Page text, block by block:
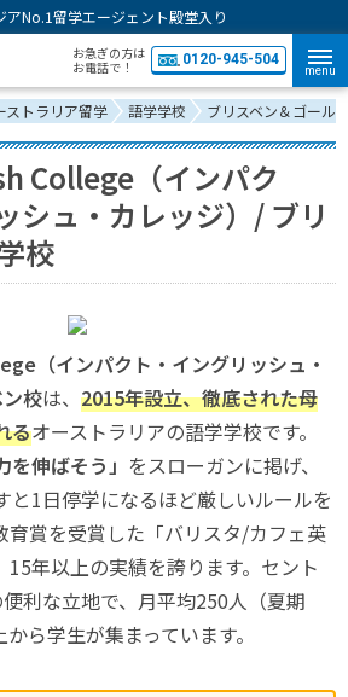
No.1留学エージェント殿堂入り
お急ぎの方は
お電話で！
0120-945-504
menu
ストラリア留学 語学学校 ブリスベン＆ゴール
College（インパク
シュ・カレッジ）/ ブリ
校
（インパクト・イングリッシュ・
校は、 2015年設立、徹底された母
るオーストラリアの語学学校です。
を伸ばそう」 をスローガンに掲げ、
と1日停学になるほど厳しいルールを
育賞を受賞した「バリスタ/カフェ英
15年以上の実績を誇ります。セント
利な立地で、月平均250人（夏期
ら学生が集まっています。